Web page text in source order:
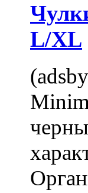
L/XL